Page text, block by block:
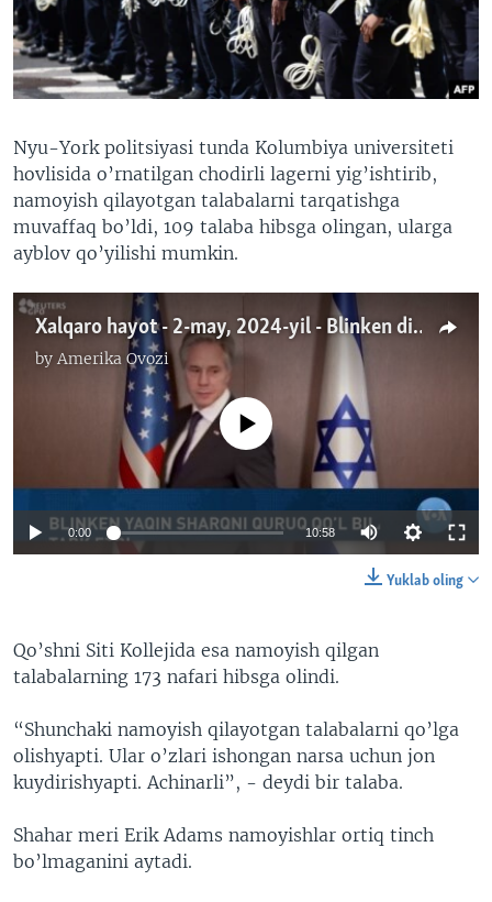
VIDEO
XABARLAR SURATLARDA
ODNOKLASSNIKI
TELEGRAM
TWITTER
SOUNDCLOUD
VOA
Nyu-York politsiyasi tunda Kolumbiya universiteti
hovlisida o’rnatilgan chodirli lagerni yig’ishtirib,
namoyish qilayotgan talabalarni tarqatishga
muvaffaq bo’ldi, 109 talaba hibsga olingan, ularga
ayblov qo’yilishi mumkin.
Xalqaro hayot - 2-may, 2024-yil - Blinken diplomatiyasi-Politsiya-talaba tortishuvi-Ukrain urushi talafotlari
by Amerika Ovozi
No media source currently available
0:00 10:58
Yuklab oling
Qo’shni Siti Kollejida esa namoyish qilgan
talabalarning 173 nafari hibsga olindi.
“Shunchaki namoyish qilayotgan talabalarni qo’lga
olishyapti. Ular o’zlari ishongan narsa uchun jon
kuydirishyapti. Achinarli”, - deydi bir talaba.
Shahar meri Erik Adams namoyishlar ortiq tinch
bo’lmaganini aytadi.